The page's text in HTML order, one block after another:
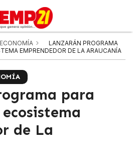
ECONOMÍA
LANZARÁN PROGRAMA
EMPRENDEDOR DE LA ARAUCANÍA
para
de La